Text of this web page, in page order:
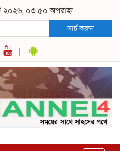
২০২৬, ০৩:৫০ অপরাহ্ন
সার্চ করুন